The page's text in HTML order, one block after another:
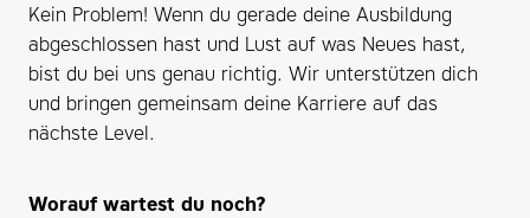
Kein Problem! Wenn du gerade deine Ausbildung
abgeschlossen hast und Lust auf was Neues hast,
bist du bei uns genau richtig. Wir unterstützen dich
und bringen gemeinsam deine Karriere auf das
nächste Level.
Worauf wartest du noch?